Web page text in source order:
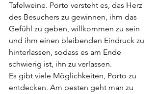
Tafelweine. Porto versteht es, das Herz
des Besuchers zu gewinnen, ihm das
Gefühl zu geben, willkommen zu sein
und ihm einen bleibenden Eindruck zu
hinterlassen, sodass es am Ende
schwierig ist, ihn zu verlassen.
Es gibt viele Möglichkeiten, Porto zu
entdecken. Am besten geht man zu